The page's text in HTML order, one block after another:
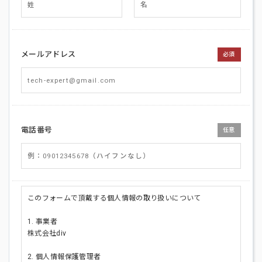
メールアドレス 必須
電話番号 任意
このフォームで頂戴する個人情報の取り扱いについて
1. 事業者
株式会社div
2. 個人情報保護管理者